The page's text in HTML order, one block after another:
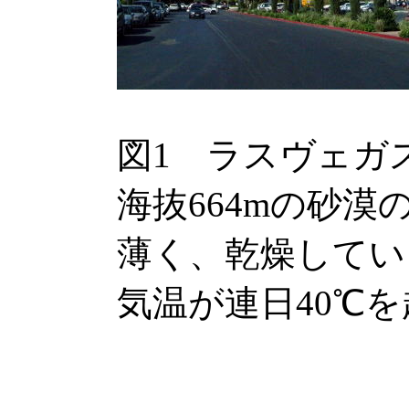
図1 ラスヴェガ
海抜664mの砂漠
薄く、乾燥して
気温が連日40℃を